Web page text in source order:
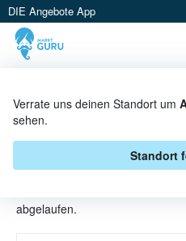
DIE Angebote App
Verrate uns deinen Standort um
sehen.
Standort
KTIONEN BEI
abgelaufen.